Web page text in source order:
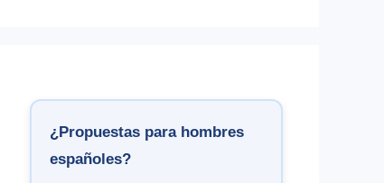
¿Propuestas para hombres
españoles?